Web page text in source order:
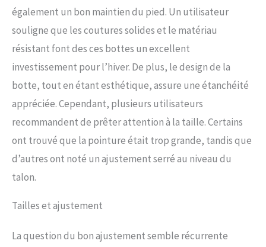
également un bon maintien du pied. Un utilisateur
souligne que les coutures solides et le matériau
résistant font des ces bottes un excellent
investissement pour l’hiver. De plus, le design de la
botte, tout en étant esthétique, assure une étanchéité
appréciée. Cependant, plusieurs utilisateurs
recommandent de prêter attention à la taille. Certains
ont trouvé que la pointure était trop grande, tandis que
d’autres ont noté un ajustement serré au niveau du
talon.
Tailles et ajustement
La question du bon ajustement semble récurrente